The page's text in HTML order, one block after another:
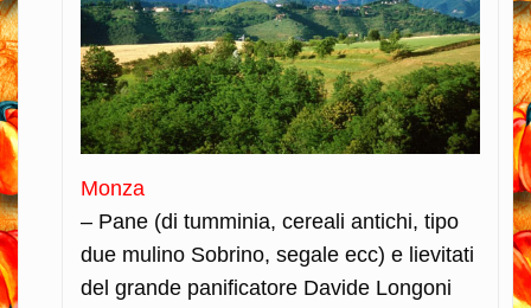
Monza
– Pane (di tumminia, cereali antichi, tipo
due mulino Sobrino, segale ecc) e lievitati
del grande panificatore Davide Longoni